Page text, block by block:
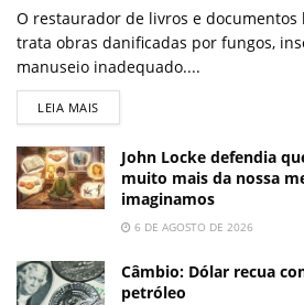
O restaurador de livros e documentos
trata obras danificadas por fungos,
manuseio inadequado....
LEIA MAIS
John Locke defendia
muito mais da nossa
imaginamos
6 DE AGOSTO DE 2026
Câmbio: Dólar recua
petróleo